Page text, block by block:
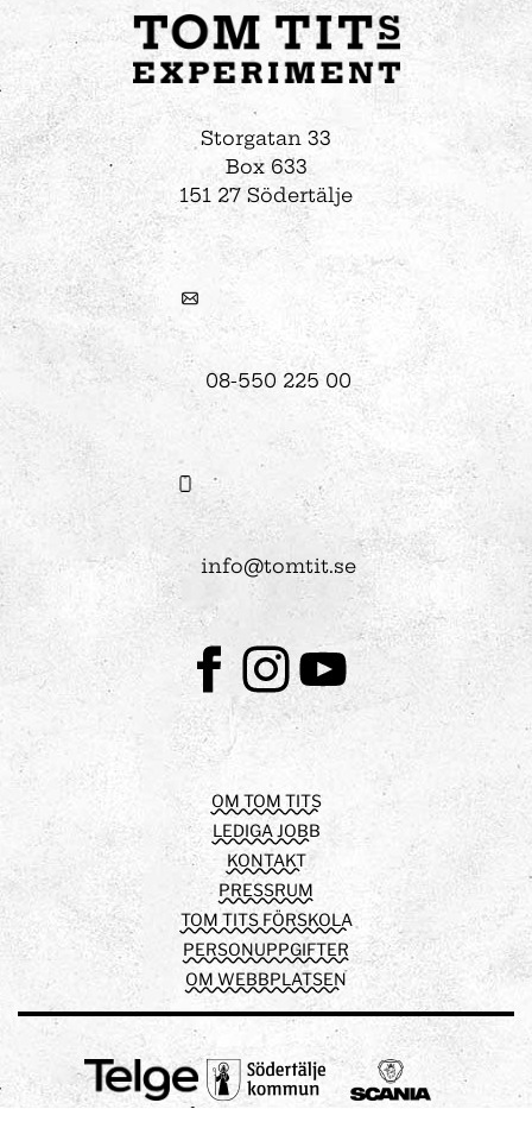
Storgatan 33
Box 633
151 27 Södertälje
08-550 225 00
info@tomtit.se
Facebook
OM TOM TITS
LEDIGA JOBB
KONTAKT
PRESSRUM
TOM TITS FÖRSKOLA
PERSONUPPGIFTER
OM WEBBPLATSEN